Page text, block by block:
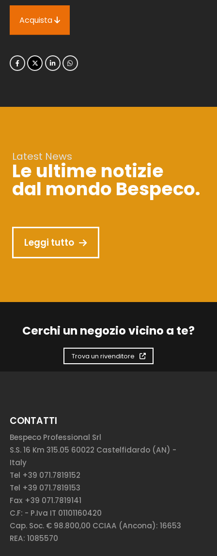
Acquista
Latest News
Le ultime notizie
dal mondo Bespeco.
Leggi tutto
Cerchi un negozio vicino a te?
Trova un rivenditore
CONTATTI
Bespeco Professional Srl
S.S. 16 Km 315.05 60022 Castelfidardo (AN) -
Italy
Tel +39 071.7819152
Tel +39 071.7819153
Fax +39 071.7819141
C.F: - P.Iva IT 01101160420
Cap. Soc. € 98.800,00 CCIAA (Ancona): 16653
REA: 1085570